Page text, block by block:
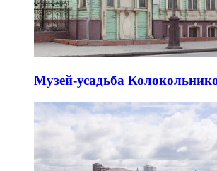
Музей-усадьба